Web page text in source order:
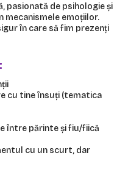
pasionată de psihologie și
mecanismele emoțiilor.
în care să fim prezenți
cu tine însuți (tematica
între părinte și fiu/fiică
cu un scurt, dar